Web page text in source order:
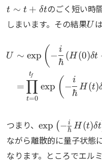
t ∼ t + δtのごく短い時
しまいます。その結果U
U
U ∼ exp ( −
ℏ
i
(H (0)δt
=
t=0
∏
tf
exp ( −
ℏ
i
H (t)
つまり、\exp\left(-
t\right)
exp (−ℏ
i H (t)δt
ながら離散的に量子状態
なります。ところでエル